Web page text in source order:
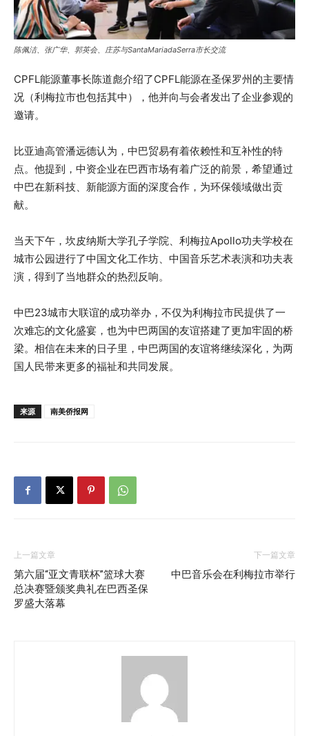
陈佩洁、张广华、郭英会、庄苏与SantaMariadaSerra市长交流
CPFL能源董事长陈道彪介绍了CPFL能源在圣保罗州的主要情
况（利梅拉市也包括其中），他并向与会者发出了企业参观的
邀请。
比亚迪高管潘远德认为，中巴贸易有着依赖性和互补性的特
点。他提到，中资企业在巴西市场有着广泛的前景，希望通过
中巴在新科技、新能源方面的深度合作，为环保领域做出贡
献。
当天下午，坎皮纳斯大学孔子学院、利梅拉Apollo功夫学校在
城市公园进行了中国文化工作坊、中国音乐艺术表演和功夫表
演，得到了当地群众的热烈反响。
中巴23城市大联谊的成功举办，不仅为利梅拉市民提供了一
次难忘的文化盛宴，也为中巴两国的友谊搭建了更加牢固的桥
梁。相信在未来的日子里，中巴两国的友谊将继续深化，为两
国人民带来更多的福祉和共同发展。
来源 南美侨报网
上一篇文章
第六届“亚文青联杯”篮球大赛
总决赛暨颁奖典礼在巴西圣保
罗盛大落幕
下一篇文章
中巴音乐会在利梅拉市举行